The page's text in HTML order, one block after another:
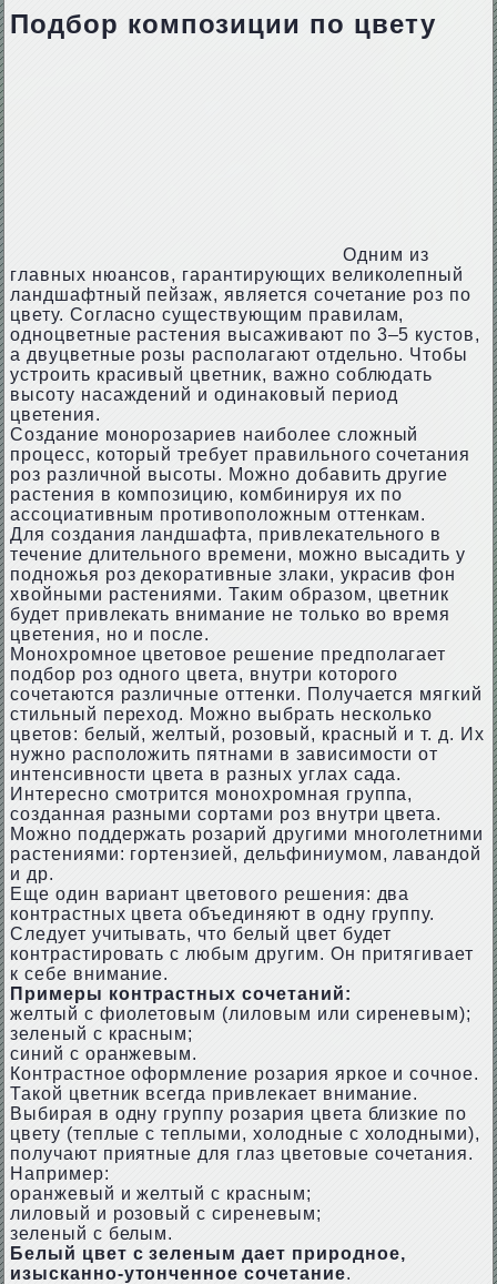
Подбор композиции по цвету
Одним из
главных нюансов, гарантирующих великолепный
ландшафтный пейзаж, является сочетание роз по
цвету. Согласно существующим правилам,
одноцветные растения высаживают по 3–5 кустов,
а двуцветные розы располагают отдельно. Чтобы
устроить красивый цветник, важно соблюдать
высоту насаждений и одинаковый период
цветения.
Создание монорозариев наиболее сложный
процесс, который требует правильного сочетания
роз различной высоты. Можно добавить другие
растения в композицию, комбинируя их по
ассоциативным противоположным оттенкам.
Для создания ландшафта, привлекательного в
течение длительного времени, можно высадить у
подножья роз декоративные злаки, украсив фон
хвойными растениями. Таким образом, цветник
будет привлекать внимание не только во время
цветения, но и после.
Монохромное цветовое решение предполагает
подбор роз одного цвета, внутри которого
сочетаются различные оттенки. Получается мягкий
стильный переход. Можно выбрать несколько
цветов: белый, желтый, розовый, красный и т. д. Их
нужно расположить пятнами в зависимости от
интенсивности цвета в разных углах сада.
Интересно смотрится монохромная группа,
созданная разными сортами роз внутри цвета.
Можно поддержать розарий другими многолетними
растениями: гортензией, дельфиниумом, лавандой
и др.
Еще один вариант цветового решения: два
контрастных цвета объединяют в одну группу.
Следует учитывать, что белый цвет будет
контрастировать с любым другим. Он притягивает
к себе внимание.
Примеры контрастных сочетаний:
желтый с фиолетовым (лиловым или сиреневым);
зеленый с красным;
синий с оранжевым.
Контрастное оформление розария яркое и сочное.
Такой цветник всегда привлекает внимание.
Выбирая в одну группу розария цвета близкие по
цвету (теплые с теплыми, холодные с холодными),
получают приятные для глаз цветовые сочетания.
Например:
оранжевый и желтый с красным;
лиловый и розовый с сиреневым;
зеленый с белым.
Белый цвет с зеленым дает природное,
изысканно-утонченное сочетание.